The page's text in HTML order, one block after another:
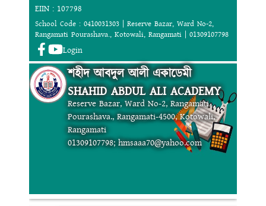
EIIN : 107798
School Code : 0410031303 | Reserve Bazar, Ward No-2,
Rangamati Pourashava., Kotowali, Rangamati | 01309107798
Login
শহীদ আবদুল আলী একাডেমী
SHAHID ABDUL ALI ACADEMY
Reserve Bazar, Ward No-2, Rangamati
Pourashava., Rangamati-4500, Kotowali,
Rangamati
01309107798; hmsaaa70@yahoo.com